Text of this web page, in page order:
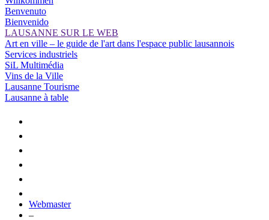
Benvenuto
Bienvenido
LAUSANNE SUR LE WEB
Art en ville – le guide de l'art dans l'espace public lausannois
Services industriels
SiL Multimédia
Vins de la Ville
Lausanne Tourisme
Lausanne à table
Webmaster
–